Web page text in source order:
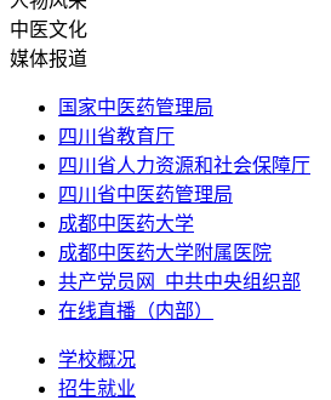
中医文化
媒体报道
国家中医药管理局
四川省教育厅
四川省人力资源和社会保障厅
四川省中医药管理局
成都中医药大学
成都中医药大学附属医院
共产党员网_中共中央组织部
在线直播（内部）
学校概况
招生就业